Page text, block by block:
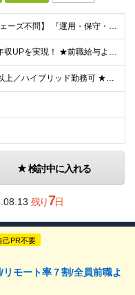
【経験浅めOK・フェーズ不問】 『運用・保守・監視の経験しかないが、設計構築へキャリアチェンジしたい！』 『将来が見えないので、マルチなスキルを身につけたい！』 などなど、今のフェーズに悩む『意欲が
★全員が前職より年収UPを実現！ ★前職給与より120％アップ実績あり ★前職給与を最大限に考慮 ★入社4年目で年収800万円の社員も在籍！ 年俸336万円～880万円（1/12を毎月支給）＋インセ
★在宅勤務率70%以上／ハイブリッド勤務可 ★転勤なし 本社または一都三県のプロジェクト先（東陽町、浜松町などメインは東京23区内）にて勤務いただきます！ 【本社】 東京都荒川区西日暮里5-10-
検討中に入れる
残り7日
己PR不要
モート率７割/全員前職よ